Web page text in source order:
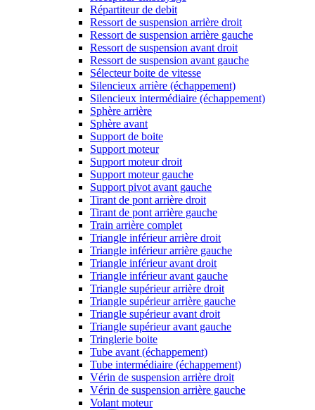
Répartiteur de debit
Ressort de suspension arrière droit
Ressort de suspension arrière gauche
Ressort de suspension avant droit
Ressort de suspension avant gauche
Sélecteur boite de vitesse
Silencieux arrière (échappement)
Silencieux intermédiaire (échappement)
Sphère arrière
Sphère avant
Support de boite
Support moteur
Support moteur droit
Support moteur gauche
Support pivot avant gauche
Tirant de pont arrière droit
Tirant de pont arrière gauche
Train arrière complet
Triangle inférieur arrière droit
Triangle inférieur arrière gauche
Triangle inférieur avant droit
Triangle inférieur avant gauche
Triangle supérieur arrière droit
Triangle supérieur arrière gauche
Triangle supérieur avant droit
Triangle supérieur avant gauche
Tringlerie boite
Tube avant (échappement)
Tube intermédiaire (échappement)
Vérin de suspension arrière droit
Vérin de suspension arrière gauche
Volant moteur